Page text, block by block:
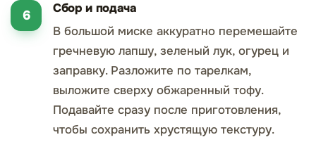
Сбор и подача
В большой миске аккуратно перемешайте
гречневую лапшу, зеленый лук, огурец и
заправку. Разложите по тарелкам,
выложите сверху обжаренный тофу.
Подавайте сразу после приготовления,
чтобы сохранить хрустящую текстуру.